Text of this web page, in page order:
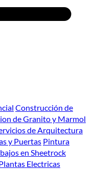
Construcción de
de Granito y Marmol
de Arquitectura
y Puertas Pintura
en Sheetrock
Electricas